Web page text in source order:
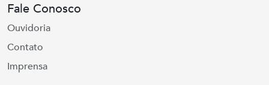
Fale Conosco
Ouvidoria
Contato
Imprensa